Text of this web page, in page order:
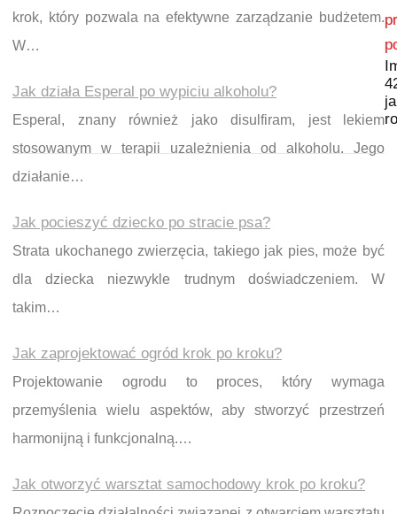
krok, który pozwala na efektywne zarządzanie budżetem.
W…
Jak działa Esperal po wypiciu alkoholu?
Esperal, znany również jako disulfiram, jest lekiem
stosowanym w terapii uzależnienia od alkoholu. Jego
działanie…
Jak pocieszyć dziecko po stracie psa?
Strata ukochanego zwierzęcia, takiego jak pies, może być
dla dziecka niezwykle trudnym doświadczeniem. W
takim…
Jak zaprojektować ogród krok po kroku?
Projektowanie ogrodu to proces, który wymaga
przemyślenia wielu aspektów, aby stworzyć przestrzeń
harmonijną i funkcjonalną.…
Jak otworzyć warsztat samochodowy krok po kroku?
Nawigacja wpisu